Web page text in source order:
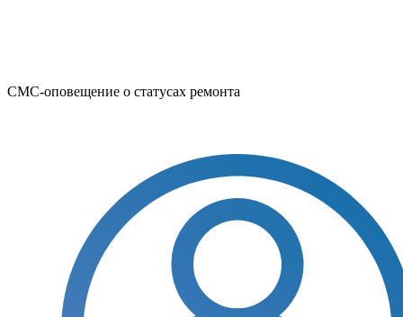
СМС-оповещение о статусах ремонта